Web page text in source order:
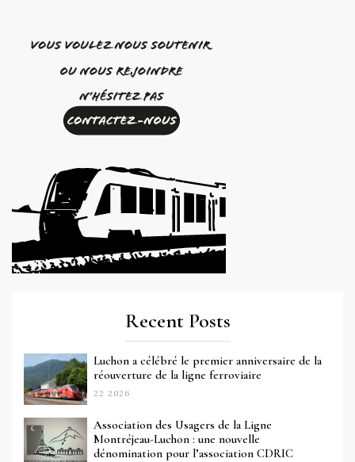
Recent Posts
Luchon a célébré le premier anniversaire de la
réouverture de la ligne ferroviaire
22 2026
Association des Usagers de la Ligne
Montréjeau-Luchon : une nouvelle
dénomination pour l’association CDRIC